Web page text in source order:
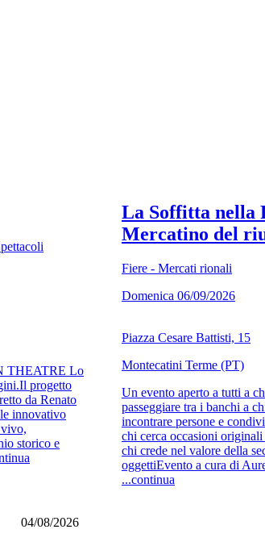
THEATRE Lo
progetto
da Renato
innovativo
storico e
04/08/2026
La Soffitta nella
Mercatino del
Fiere - Mercati rionali
Domenica 06/09/2026
Piazza Cesare Battisti, 15
Montecatini Terme (PT)
Un evento aperto a tutti a
passeggiare tra i banchi a
incontrare persone e
chi cerca occasioni
chi crede nel valore della
oggettiEvento a cura di
...continua